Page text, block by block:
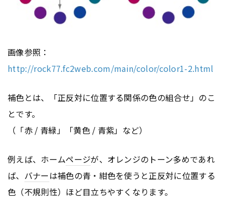
画像参照：
http://rock77.fc2web.com/main/color/color1-2.html
補色とは、「正反対に位置する関係の色の組合せ」のこ
とです。
（「赤 / 青緑」「黄色 / 青紫」など）
例えば、ホームページが、オレンジのトーン多めであれ
ば、 バナーは補色の青・紺色を使うと正反対に位置する
色（不規則性）ほど目立ちやすくなります。